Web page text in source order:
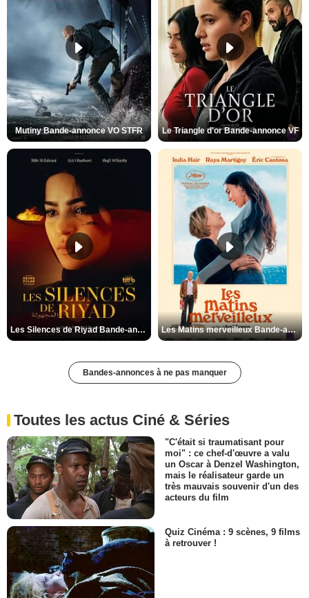
Mutiny Bande-annonce VO STFR Le Triangle d'or Bande-annonce VF
Les Silences de Riyad Bande-annonce VO STFR Les Matins merveilleux Bande-annonce VF
Bandes-annonces à ne pas manquer
Toutes les actus Ciné & Séries
"C'était si traumatisant pour
moi" : ce chef-d'œuvre a valu
un Oscar à Denzel Washington,
mais le réalisateur garde un
très mauvais souvenir d'un des
acteurs du film
Quiz Cinéma : 9 scènes, 9 films
à retrouver !